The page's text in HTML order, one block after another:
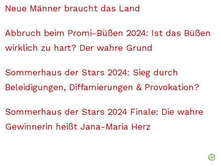
Neue Männer braucht das Land
Abbruch beim Promi-Büßen 2024: Ist das Büßen
wirklich zu hart? Der wahre Grund
Sommerhaus der Stars 2024: Sieg durch
Beleidigungen, Diffamierungen & Provokation?
Sommerhaus der Stars 2024 Finale: Die wahre
Gewinnerin heißt Jana-Maria Herz